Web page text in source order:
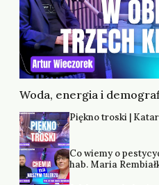
Woda, energia i
Piękno troski |
Co wiemy o
hab. Maria